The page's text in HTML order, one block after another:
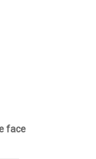
face